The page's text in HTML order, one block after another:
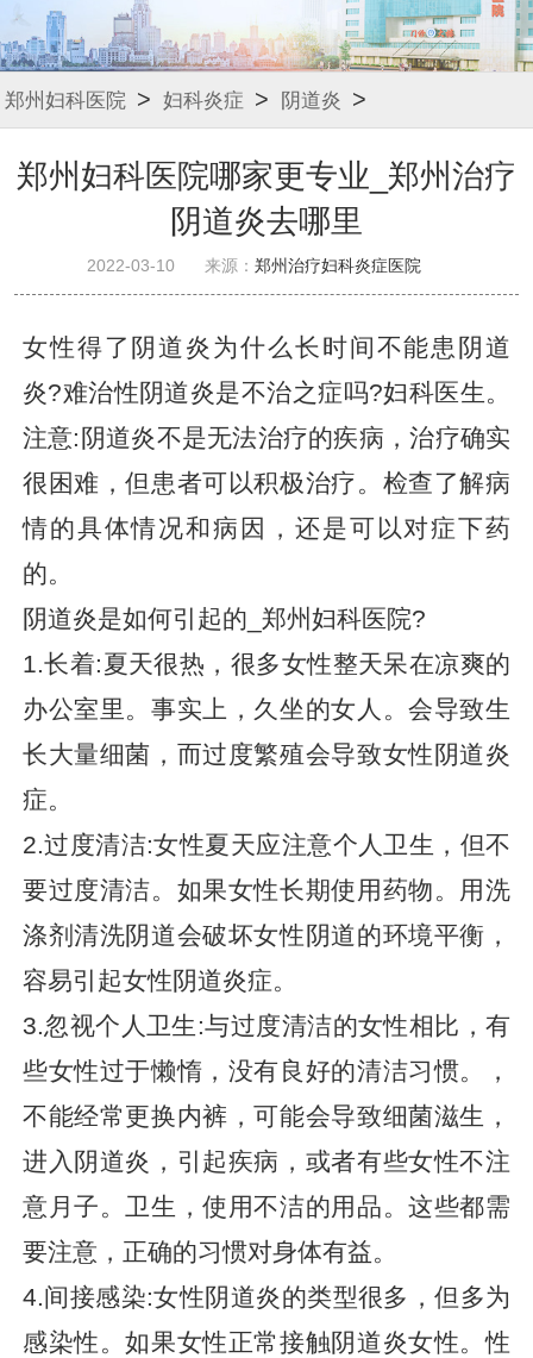
郑州妇科医院 > 妇科炎症 > 阴道炎 >
郑州妇科医院哪家更专业_郑州治疗
阴道炎去哪里
2022-03-10 来源： 郑州治疗妇科炎症医院
女性得了阴道炎为什么长时间不能患阴道
炎?难治性阴道炎是不治之症吗?妇科医生。
注意:阴道炎不是无法治疗的疾病，治疗确实
很困难，但患者可以积极治疗。检查了解病
情的具体情况和病因，还是可以对症下药
的。
阴道炎是如何引起的_郑州妇科医院?
1.长着:夏天很热，很多女性整天呆在凉爽的
办公室里。事实上，久坐的女人。会导致生
长大量细菌，而过度繁殖会导致女性阴道炎
症。
2.过度清洁:女性夏天应注意个人卫生，但不
要过度清洁。如果女性长期使用药物。用洗
涤剂清洗阴道会破坏女性阴道的环境平衡，
容易引起女性阴道炎症。
3.忽视个人卫生:与过度清洁的女性相比，有
些女性过于懒惰，没有良好的清洁习惯。，
不能经常更换内裤，可能会导致细菌滋生，
进入阴道炎，引起疾病，或者有些女性不注
意月子。卫生，使用不洁的用品。这些都需
要注意，正确的习惯对身体有益。
4.间接感染:女性阴道炎的类型很多，但多为
感染性。如果女性正常接触阴道炎女性。性